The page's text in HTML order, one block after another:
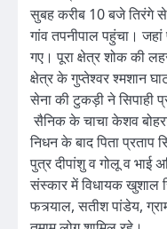
सुबह करीब 10 बजे तिरंगे से
गांव तपनीपाल पहुंचा।
गए। पूरा क्षेत्र शोक की
क्षेत्र के गुप्तेश्वर श्मशान
सेना की टुकड़ी ने सिपाही
सैनिक के चाचा केशव
निधन के बाद पिता प्रताप
पुत्र दीपांशु व गोलू व
संस्कार में विधायक खुशाल
फत्र्याल, सतीश पांडेय,